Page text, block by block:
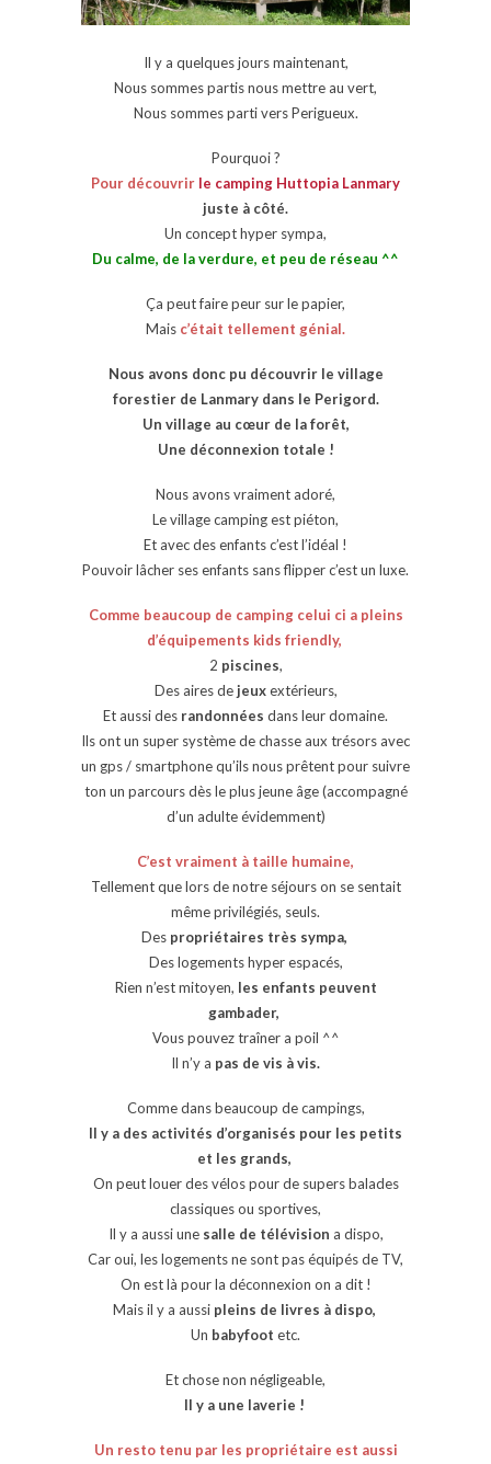
Il y a quelques jours maintenant,
Nous sommes partis nous mettre au vert,
Nous sommes parti vers Perigueux.
Pourquoi ?
Pour découvrir le camping Huttopia Lanmary
juste à côté.
Un concept hyper sympa,
Du calme, de la verdure, et peu de réseau ^^
Ça peut faire peur sur le papier,
Mais c’était tellement génial.
Nous avons donc pu découvrir le village
forestier de Lanmary dans le Perigord.
Un village au cœur de la forêt,
Une déconnexion totale !
Nous avons vraiment adoré,
Le village camping est piéton,
Et avec des enfants c’est l’idéal !
Pouvoir lâcher ses enfants sans flipper c’est un luxe.
Comme beaucoup de camping celui ci a pleins
d’équipements kids friendly,
2 piscines,
Des aires de jeuxextérieurs,
Et aussi des randonnées dans leur domaine.
Ils ont un super système de chasse aux trésors avec
un gps / smartphone qu’ils nous prêtent pour suivre
ton un parcours dès le plus jeune âge (accompagné
d’un adulte évidemment)
C’est vraiment à taille humaine,
Tellement que lors de notre séjours on se sentait
même privilégiés, seuls.
Des propriétaires très sympa,
Des logements hyper espacés,
Rien n’est mitoyen, les enfants peuvent
gambader,
Vous pouvez traîner a poil ^^
Il n’y a pas de vis à vis.
Comme dans beaucoup de campings,
Il y a des activités d’organisés pour les petits
et les grands,
On peut louer des vélos pour de supers balades
classiques ou sportives,
Il y a aussi une salle de télévision a dispo,
Car oui, les logements ne sont pas équipés de TV,
On est là pour la déconnexion on a dit !
Mais il y a aussi pleins de livres à dispo,
Un babyfoot etc.
Et chose non négligeable,
Il y a une laverie !
Un resto tenu par les propriétaire est aussi